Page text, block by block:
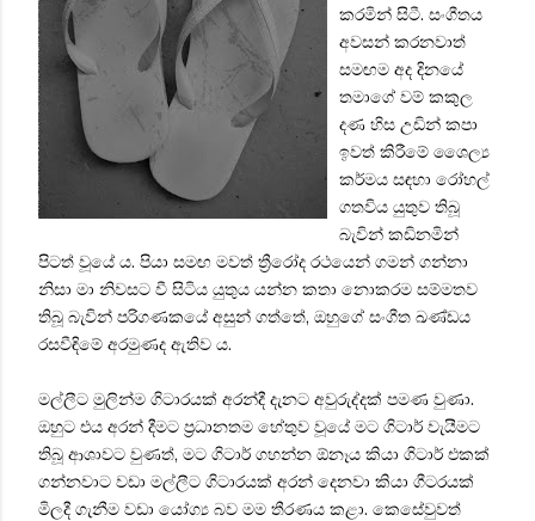
කරමින් සිටී. සංගීතය
අවසන් කරනවාත්
සමඟම අද දිනයේ
තමාගේ වම් කකුල
දණ හිස උඩින් කපා
ඉවත් කිරීමේ ශෛල්‍ය
කර්මය සඳහා රෝහල්
ගතවිය යුතුව තිබූ
බැවින් කඩිනමින්
පිටත් වූයේ ය. පියා සමඟ මවත් ත්‍රීරෝද රථයෙන් ගමන් ගන්නා
නිසා මා නිවසට වී සිටිය යුතුය යන්න කතා නොකරම සම්මතව
තිබූ බැවින් පරිගණකයේ අසුන් ගත්තේ, ඔහුගේ සංගීත ඛණ්ඩය
රසවීඳිමේ අරමුණද ඇතිව ය.
මල්ලීට මුලින්ම ගිටාරයක් අරන්දී දැනට අවුරුද්දක් පමණ වුණා.
ඔහුට එය අරන් දීමට ප්‍රධානතම හේතුව වූයේ මට ගිටාර් වැයීමට
තිබූ ආශාවට වුණත්, මට ගිටාර් ගහන්න ඕනෑය කියා ගිටාර් එකක්
ගන්නවාට වඩා මල්ලීට ගිටාරයක් අරන් දෙනවා කියා ගීටරයක්
මිලදී ගැනීම වඩා යෝග්‍ය බව මම තීරණය කළා. කෙසේවුවත්